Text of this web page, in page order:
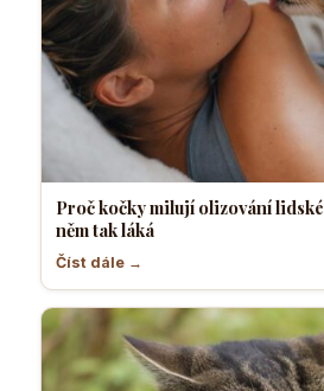
Proč kočky milují olizování
něm tak láká
Číst dále →